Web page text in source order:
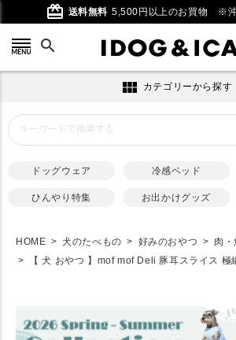
card_giftcard 送料無料 5,500円以上のお買物 ※沖
search
view_module カテゴリーから探す
ドッグウェア 冷感ベッド
ひんやり特集 お出かけグッズ
HOME 犬のたべもの 好みのおやつ
肉
【 犬 おやつ 】mof mof Deli 豚耳スライス 極